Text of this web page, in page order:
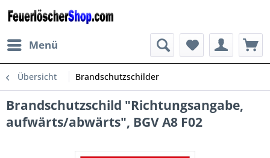
Menü
Übersicht Brandschutzschilder
Brandschutzschild "Richtungsangabe,
aufwärts/abwärts", BGV A8 F02